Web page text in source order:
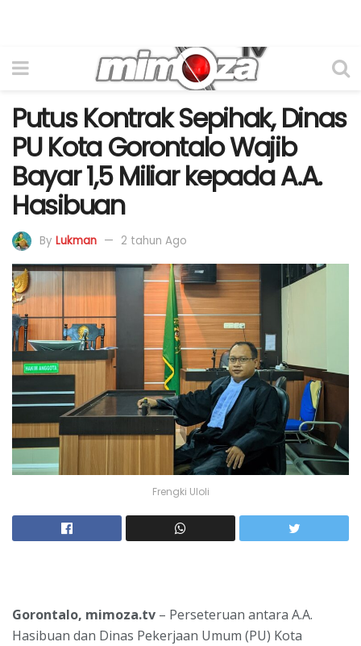
Putus Kontrak Sepihak, Dinas
PU Kota Gorontalo Wajib
Bayar 1,5 Miliar kepada A.A.
Hasibuan
By Lukman 2 tahun Ago
Frengki Uloli
Gorontalo, mimoza.tv – Perseteruan antara A.A.
Hasibuan dan Dinas Pekerjaan Umum (PU) Kota